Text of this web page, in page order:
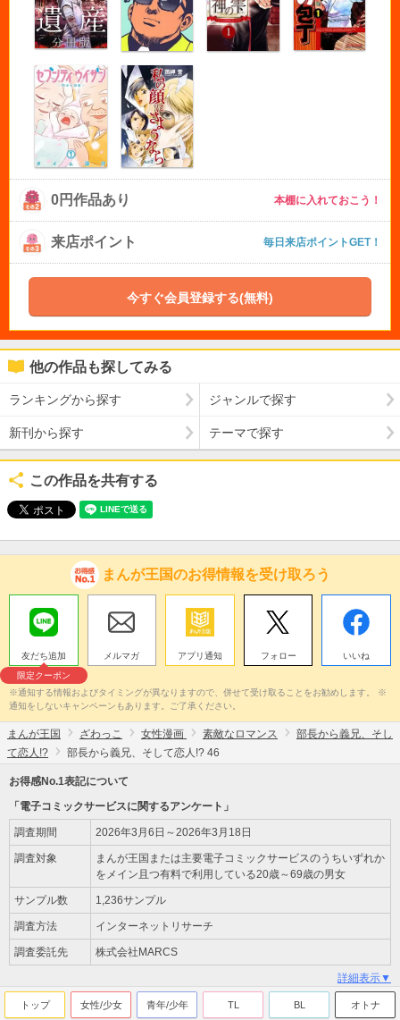
0円作品あり 本棚に入れておこう！
来店ポイント 毎日来店ポイントGET！
今すぐ会員登録する(無料)
他の作品も探してみる
ランキングから探す ジャンルで探す
新刊から探す テーマで探す
この作品を共有する
まんが王国のお得情報を受け取ろう
友だち追加
限定クーポン
メルマガ アプリ通知 フォロー いいね
※通知する情報およびタイミングが異なりますので、併せて受け取ることをお勧めします。 ※
通知をしないキャンペーンもあります。ご了承ください。
まんが王国 ざわっこ 女性漫画 素敵なロマンス
部長から義兄、そし
て恋人!?
部長から義兄、そして恋人!? 46
お得感No.1表記について
「電子コミックサービスに関するアンケート」
調査期間 2026年3月6日～2026年3月18日
調査対象
まんが王国または主要電子コミックサービスのうちいずれか
をメイン且つ有料で利用している20歳～69歳の男女
サンプル数 1,236サンプル
調査方法 インターネットリサーチ
調査委託先 株式会社MARCS
詳細表示▼
トップ 女性/少女 青年/少年 TL BL オトナ